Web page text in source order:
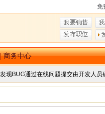
免
商务中心
现BUG通过在线问题提交由开发人